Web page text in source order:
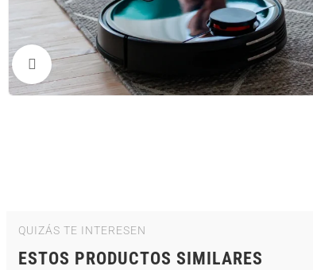
Clic para ampliar
QUIZÁS TE INTERESEN
ESTOS PRODUCTOS SIMILARES